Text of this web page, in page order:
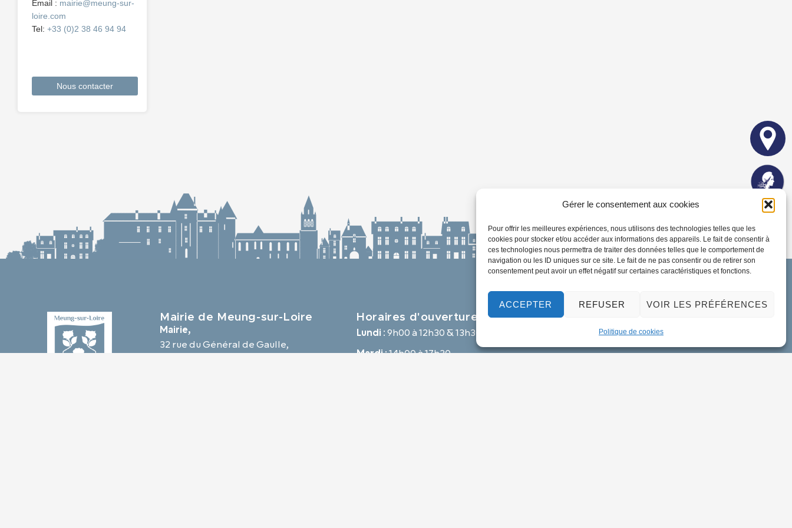
Gérer le consentement aux cookies
Pour offrir les meilleures expériences, nous utilisons des technologies telles que les
cookies pour stocker et/ou accéder aux informations des appareils. Le fait de consentir à
ces technologies nous permettra de traiter des données telles que le comportement de
navigation ou les ID uniques sur ce site. Le fait de ne pas consentir ou de retirer son
consentement peut avoir un effet négatif sur certaines caractéristiques et fonctions.
ACCEPTER REFUSER VOIR LES PRÉFÉRENCES
Politique de cookies
Email : mairie@meung-sur-
loire.com
Tel:+33 (0)2 38 46 94 94
Nous contacter
Mairie de Meung-sur-Loire
Mairie,
32 rue du Général de Gaulle,
Horaires d'ouverture
Lundi :9h00 à 12h30 & 13h30 à 18h00
Mardi :14h00 à 17h30